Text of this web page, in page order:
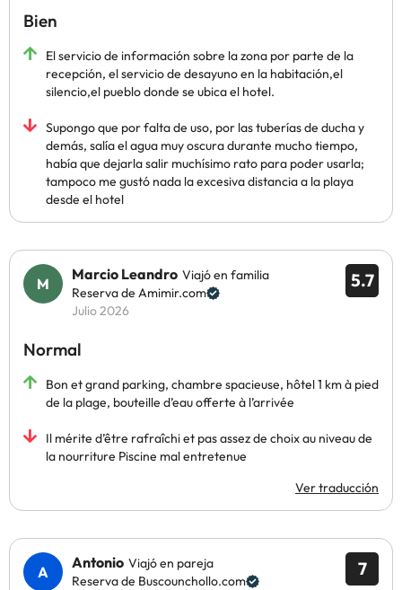
Bien
El servicio de información sobre la zona por parte de la
recepción, el servicio de desayuno en la habitación,el
silencio,el pueblo donde se ubica el hotel.
Supongo que por falta de uso, por las tuberías de ducha y
demás, salía el agua muy oscura durante mucho tiempo,
había que dejarla salir muchísimo rato para poder usarla;
tampoco me gustó nada la excesiva distancia a la playa
desde el hotel
5.7
Marcio Leandro Viajó en familia
Reserva de Amimir.com
Julio 2026
Normal
Bon et grand parking, chambre spacieuse, hôtel 1 km à pied
de la plage, bouteille d’eau offerte à l’arrivée
Il mérite d’être rafraîchi et pas assez de choix au niveau de
la nourriture Piscine mal entretenue
Ver traducción
7
Antonio Viajó en pareja
Reserva de Buscounchollo.com